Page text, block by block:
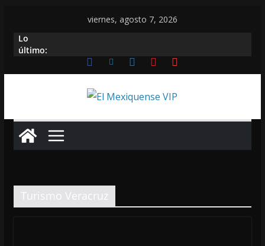
contenido
viernes, agosto 7, 2026
Lo
último:
Turismo Veracruz